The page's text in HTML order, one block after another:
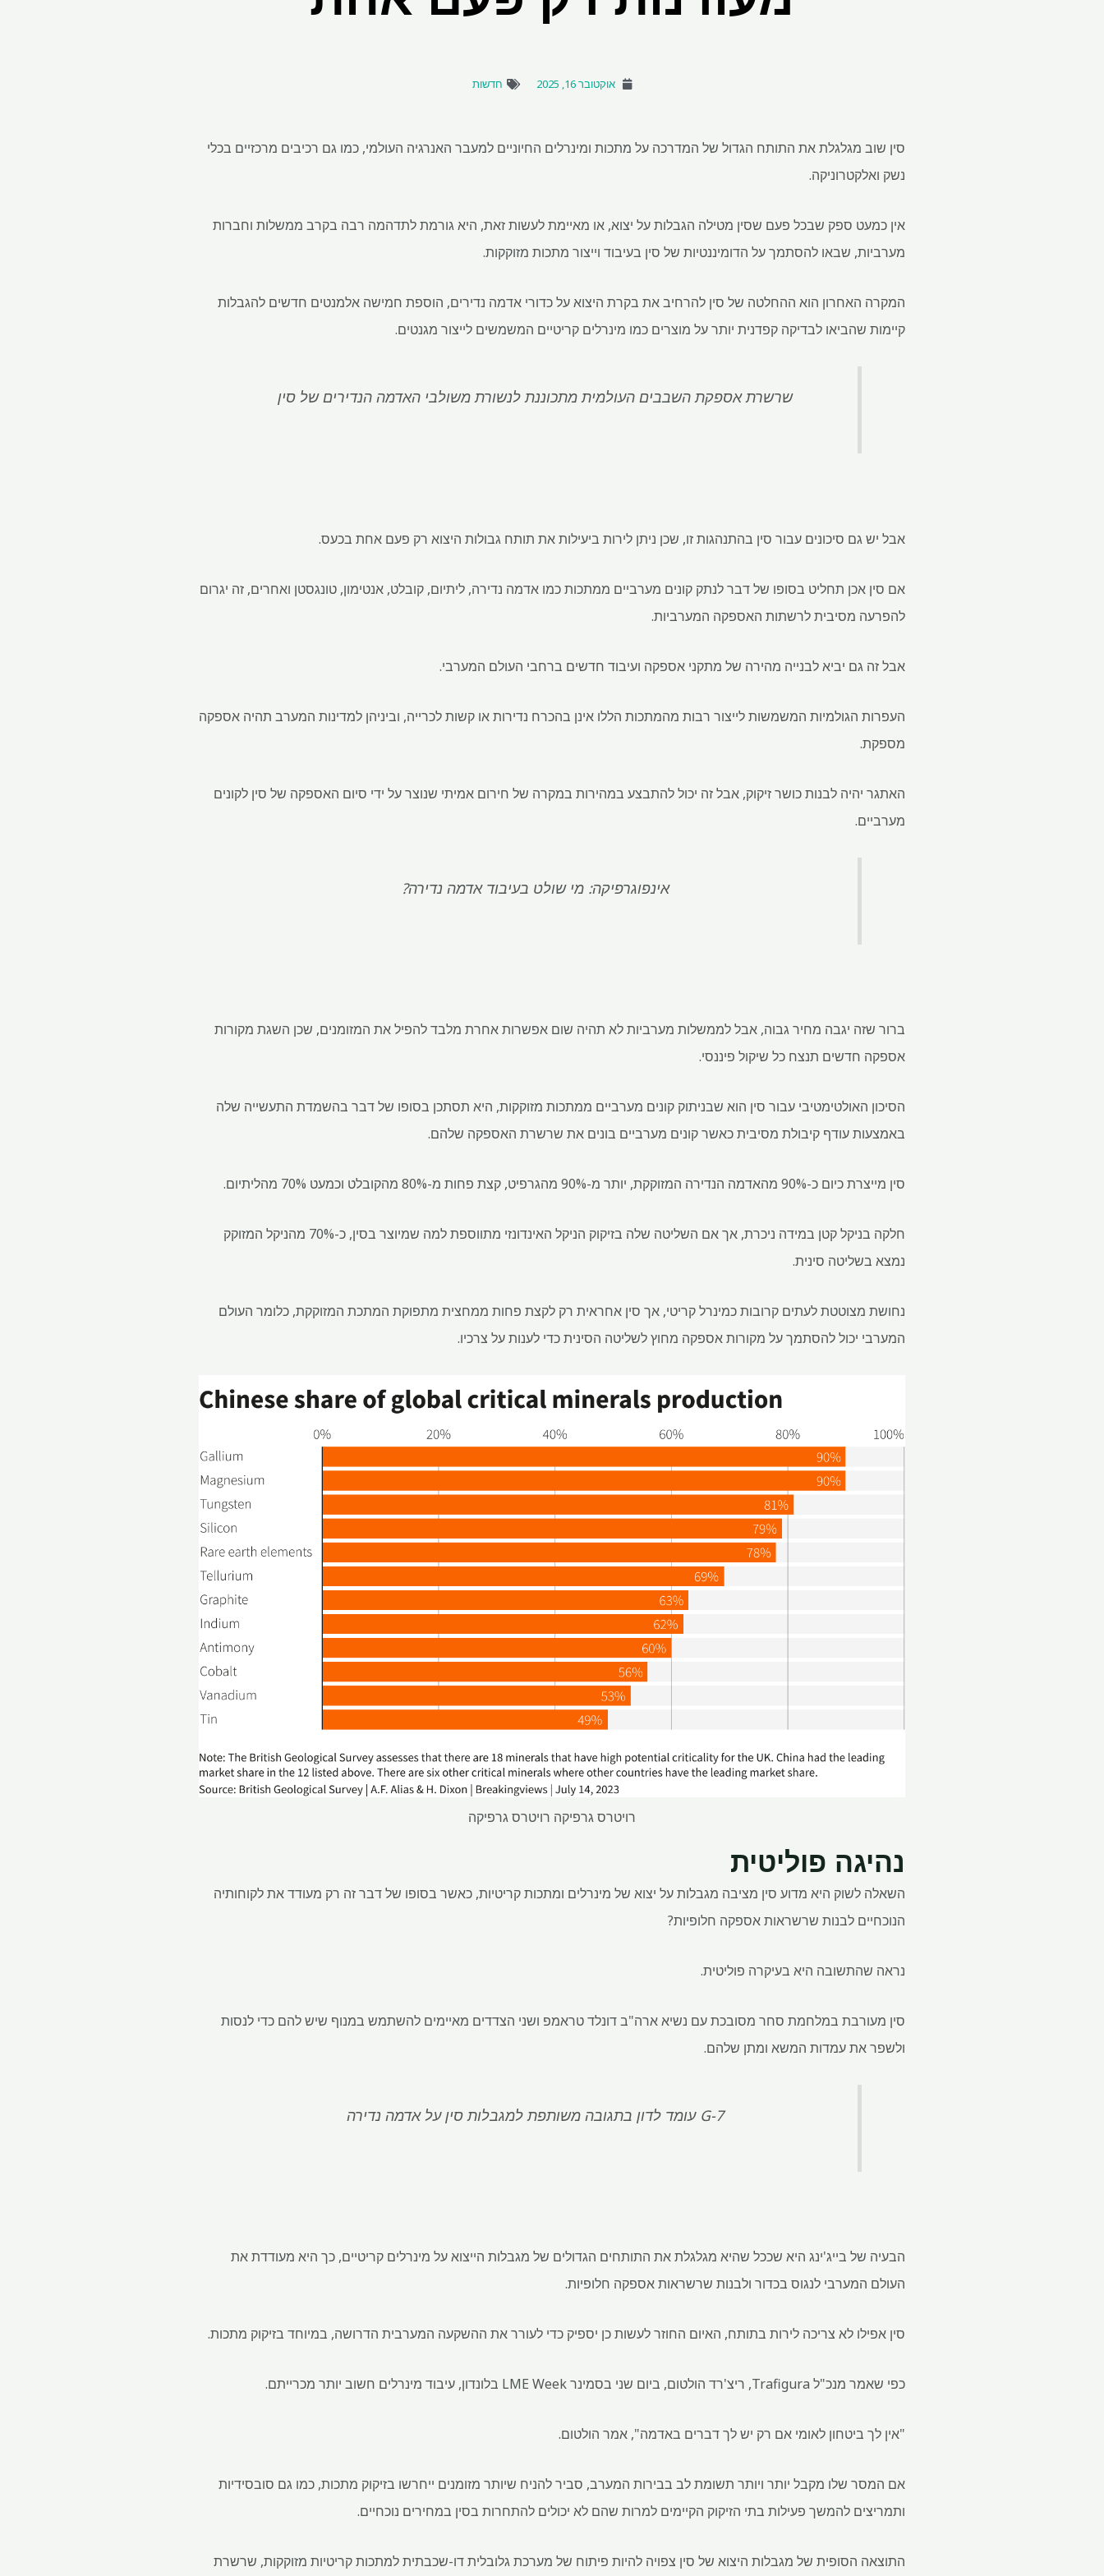
אוקטובר 16, 2025 חדשות
סין שוב מגלגלת את התותח הגדול של המדרכה על מתכות ומינרלים החיוניים למעבר האנרגיה העולמי, כמו גם רכיבים מרכזיים בכלי
נשק ואלקטרוניקה.
אין כמעט ספק שבכל פעם שסין מטילה הגבלות על יצוא, או מאיימת לעשות זאת, היא גורמת לתדהמה רבה בקרב ממשלות וחברות
מערביות, שבאו להסתמך על הדומיננטיות של סין בעיבוד וייצור מתכות מזוקקות.
המקרה האחרון הוא ההחלטה של ​​סין להרחיב את בקרת היצוא על כדורי אדמה נדירים, הוספת חמישה אלמנטים חדשים להגבלות
קיימות שהביאו לבדיקה קפדנית יותר על מוצרים כמו מינרלים קריטיים המשמשים לייצור מגנטים.
שרשרת אספקת השבבים העולמית מתכוננת לנשורת משולבי האדמה הנדירים של סין
אבל יש גם סיכונים עבור סין בהתנהגות זו, שכן ניתן לירות ביעילות את תותח גבולות היצוא רק פעם אחת בכעס.
אם סין אכן תחליט בסופו של דבר לנתק קונים מערביים ממתכות כמו אדמה נדירה, ליתיום, קובלט, אנטימון, טונגסטן ואחרים, זה יגרום
להפרעה מסיבית לרשתות האספקה ​​המערביות.
אבל זה גם יביא לבנייה מהירה של מתקני אספקה ​​ועיבוד חדשים ברחבי העולם המערבי.
העפרות הגולמיות המשמשות לייצור רבות מהמתכות הללו אינן בהכרח נדירות או קשות לכרייה, וביניהן למדינות המערב תהיה אספקה
​​מספקת.
האתגר יהיה לבנות כושר זיקוק, אבל זה יכול להתבצע במהירות במקרה של חירום אמיתי שנוצר על ידי סיום האספקה ​​של סין לקונים
מערביים.
אינפוגרפיקה: מי שולט בעיבוד אדמה נדירה?
ברור שזה יגבה מחיר גבוה, אבל לממשלות מערביות לא תהיה שום אפשרות אחרת מלבד להפיל את המזומנים, שכן השגת מקורות
אספקה ​​חדשים תנצח כל שיקול פיננסי.
הסיכון האולטימטיבי עבור סין הוא שבניתוק קונים מערביים ממתכות מזוקקות, היא תסתכן בסופו של דבר בהשמדת התעשייה שלה
באמצעות עודף קיבולת מסיבית כאשר קונים מערביים בונים את שרשרת האספקה ​​שלהם.
סין מייצרת כיום כ-90% מהאדמה הנדירה המזוקקת, יותר מ-90% מהגרפיט, קצת פחות מ-80% מהקובלט וכמעט 70% מהליתיום.
חלקה בניקל קטן במידה ניכרת, אך אם השליטה שלה בזיקוק הניקל האינדונזי מתווספת למה שמיוצר בסין, כ-70% מהניקל המזוקק
נמצא בשליטה סינית.
נחושת מצוטטת לעתים קרובות כמינרל קריטי, אך סין אחראית רק לקצת פחות ממחצית מתפוקת המתכת המזוקקת, כלומר העולם
המערבי יכול להסתמך על מקורות אספקה ​​מחוץ לשליטה הסינית כדי לענות על צרכיו.
רויטרס גרפיקה רויטרס גרפיקה
נהיגה פוליטית
השאלה לשוק היא מדוע סין מציבה מגבלות על יצוא של מינרלים ומתכות קריטיות, כאשר בסופו של דבר זה רק מעודד את לקוחותיה
הנוכחיים לבנות שרשראות אספקה ​​חלופיות?
נראה שהתשובה היא בעיקרה פוליטית.
סין מעורבת במלחמת סחר מסובכת עם נשיא ארה"ב דונלד טראמפ ושני הצדדים מאיימים להשתמש במנוף שיש להם כדי לנסות
ולשפר את עמדות המשא ומתן שלהם.
G-7 עומד לדון בתגובה משותפת למגבלות סין על אדמה נדירה
הבעיה של בייג'ינג היא שככל שהיא מגלגלת את התותחים הגדולים של מגבלות הייצוא על מינרלים קריטיים, כך היא מעודדת את
העולם המערבי לנגוס בכדור ולבנות שרשראות אספקה ​​חלופיות.
סין אפילו לא צריכה לירות בתותח, האיום החוזר לעשות כן יספיק כדי לעורר את ההשקעה המערבית הדרושה, במיוחד בזיקוק מתכות.
כפי שאמר מנכ"ל Trafigura, ריצ'רד הולטום, ביום שני בסמינר LME Week בלונדון, עיבוד מינרלים חשוב יותר מכרייתם.
"אין לך ביטחון לאומי אם רק יש לך דברים באדמה", אמר הולטום.
אם המסר שלו מקבל יותר ויותר תשומת לב בבירות המערב, סביר להניח שיותר מזומנים ייחרשו בזיקוק מתכות, כמו גם סובסידיות
ותמריצים להמשך פעילות בתי הזיקוק הקיימים למרות שהם לא יכולים להתחרות בסין במחירים נוכחיים.
התוצאה הסופית של מגבלות היצוא של סין צפויה להיות פיתוח של מערכת גלובלית דו-שכבתית למתכות קריטיות מזוקקות, שרשרת